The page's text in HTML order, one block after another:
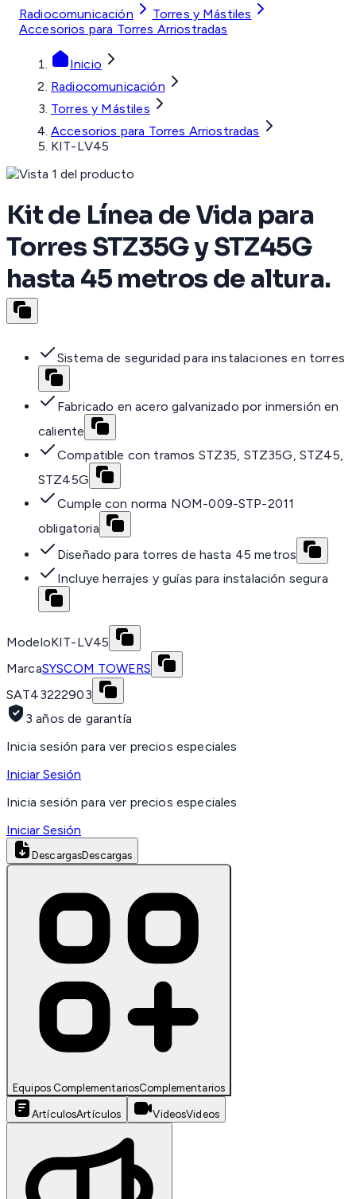
Radiocomunicación
Torres y Mástiles
Accesorios para Torres Arriostradas
Inicio
Radiocomunicación
Torres y Mástiles
Accesorios para Torres Arriostradas
KIT-LV45
Kit de Línea de Vida para
Torres STZ35G y STZ45G
hasta 45 metros de altura.
Sistema de seguridad para instalaciones en torres
Fabricado en acero galvanizado por inmersión en
caliente
Compatible con tramos STZ35, STZ35G, STZ45,
STZ45G
Cumple con norma NOM-009-STP-2011
obligatoria
Diseñado para torres de hasta 45 metros
Incluye herrajes y guías para instalación segura
ModeloKIT-LV45
MarcaSYSCOM TOWERS
SAT43222903
3 años de garantía
Inicia sesión para ver precios especiales
Iniciar Sesión
Inicia sesión para ver precios especiales
Iniciar Sesión
DescargasDescargas
Equipos ComplementariosComplementarios
ArtículosArtículos VideosVideos